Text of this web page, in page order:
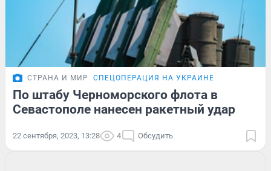
СТРАНА И МИР СПЕЦОПЕРАЦИЯ НА УКРАИНЕ
По штабу Черноморского флота в
Севастополе нанесен ракетный удар
22 сентября, 2023, 13:28 4 Обсудить